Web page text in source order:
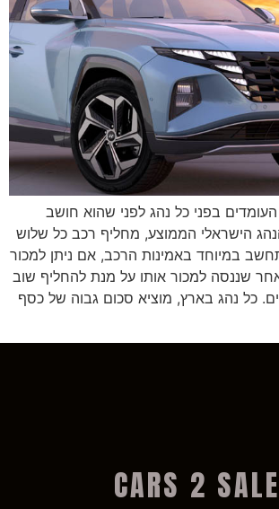
בפני כל נהג לפני שהוא חושב
הישראלי הממוצע, מחליף רכב כל שלוש
במיוחד באמינות הרכב, אם ניתן למכור
שננסה למכור אותו על מנת להחליף שוב
כל נהג בארץ, מוציא סכום גבוה של כסף
CARS 2 SALE